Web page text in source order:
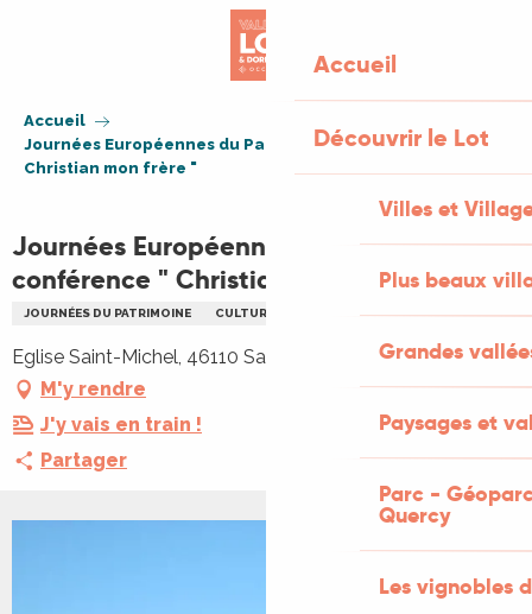
Accueil
Découvrir le Lot
Villes et
Plus beaux
Grandes
Paysages et
Parc -
Quercy
Les vignobles
Accueil
Journées Européennes du Patrimoine : conférence "
Christian mon frère "
Journées Européennes du Patrimoine :
conférence " Christian mon frère "
JOURNÉES DU PATRIMOINE CULTURELLE CONFÉRENCE PATRIMOINE
Eglise Saint-Michel, 46110 Saint-Michel-de-Bannières
M'y rendre
J'y vais en train !
Partager